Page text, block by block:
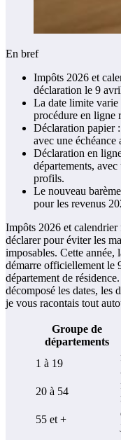
En bref
Impôts 2026 et
déclaration le 9
La date limite varie
procédure en ligne
Déclaration papier
avec une
Déclaration en
départements,
profils.
Le nouveau
pour les revenus
Impôts 2026 et
déclarer pour éviter les
imposables. Cette année,
démarre officiellement le
département de
décomposé les dates, les
je vous racontais tout
Groupe de
départements
1 à 19
20 à 54
55 et +